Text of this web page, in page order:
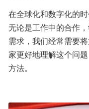
在全球化和数字化的
无论是工作中的合作
需求，我们经常需要
家更好地理解这个问
方法。